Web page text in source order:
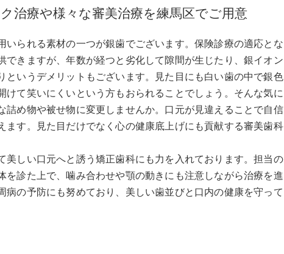
治療や様々な審美治療を練馬区でご用意
いられる素材の一つが銀歯でございます。保険診療の適応とな
できますが、年数が経つと劣化して隙間が生じたり、銀イオン
というデメリットもございます。見た目にも白い歯の中で銀色
けて笑いにくいという方もおられることでしょう。そんな気に
詰め物や被せ物に変更しませんか。口元が見違えることで自信
ます。見た目だけでなく心の健康底上げにも貢献する審美歯科
美しい口元へと誘う矯正歯科にも力を入れております。担当の
を診た上で、噛み合わせや顎の動きにも注意しながら治療を進
病の予防にも努めており、美しい歯並びと口内の健康を守って